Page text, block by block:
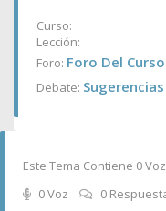
Curso:
Lección:
Foro: Foro Del
Debate:
Este Tema Contiene 0
0 Voz
0